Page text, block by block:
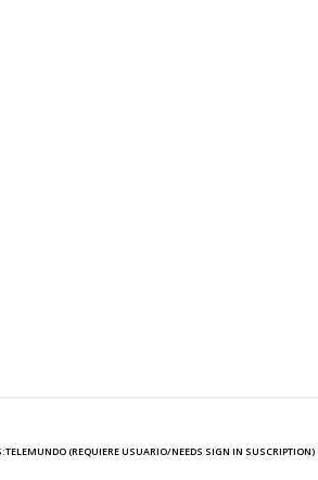
:TELEMUNDO(REQUIERE USUARIO/NEEDS SIGN IN SUSCRIPTION)